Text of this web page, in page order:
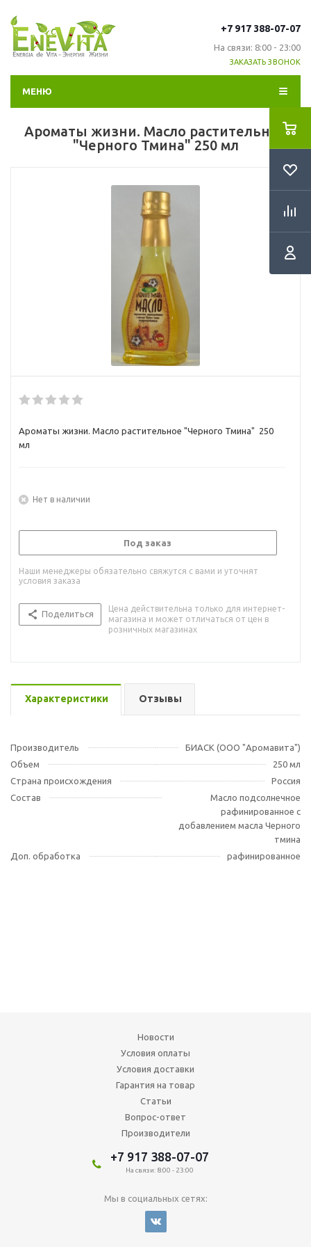
+7 917 388-07-07
На связи: 8:00 - 23:00
ЗАКАЗАТЬ ЗВОНОК
МЕНЮ
Ароматы жизни. Масло растительное
"Черного Тмина" 250 мл
Ароматы жизни. Масло растительное "Черного Тмина" 250
мл
Нет в наличии
Под заказ
Наши менеджеры обязательно свяжутся с вами и уточнят
условия заказа
Поделиться
Цена действительна только для интернет-
магазина и может отличаться от цен в
розничных магазинах
Характеристики Отзывы
Производитель
БИАСК (ООО "Аромавита")
Объем
250 мл
Страна происхождения
Россия
Состав
Масло подсолнечное
рафинированное с
добавлением масла Черного
тмина
Доп. обработка
рафинированное
Новости
Условия оплаты
Условия доставки
Гарантия на товар
Статьи
Вопрос-ответ
Производители
+7 917 388-07-07
На связи: 8:00 - 23:00
Мы в социальных сетях: